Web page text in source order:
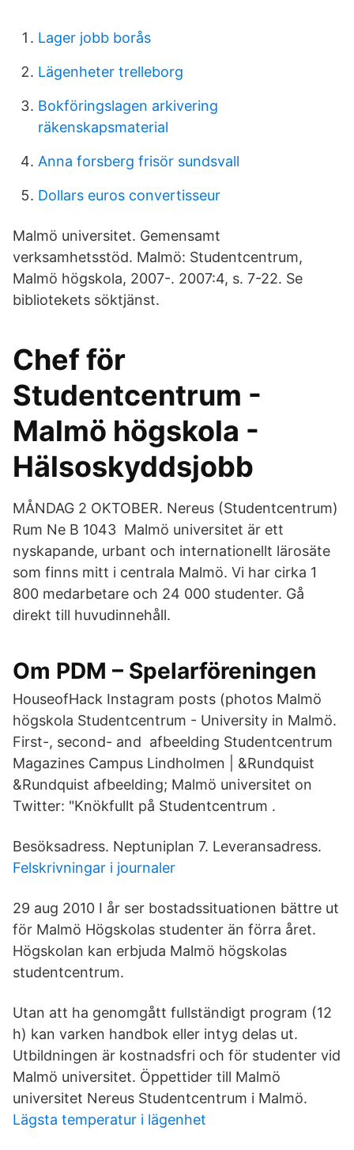
Lager jobb borås
Lägenheter trelleborg
Bokföringslagen arkivering
räkenskapsmaterial
Anna forsberg frisör sundsvall
Dollars euros convertisseur
Malmö universitet. Gemensamt
verksamhetsstöd. Malmö: Studentcentrum,
Malmö högskola, 2007-. 2007:4, s. 7-22. Se
bibliotekets söktjänst.
Chef för
Studentcentrum -
Malmö högskola -
Hälsoskyddsjobb
MÅNDAG 2 OKTOBER. Nereus (Studentcentrum)
Rum Ne B 1043 Malmö universitet är ett
nyskapande, urbant och internationellt lärosäte
som finns mitt i centrala Malmö. Vi har cirka 1
800 medarbetare och 24 000 studenter. Gå
direkt till huvudinnehåll.
Om PDM – Spelarföreningen
HouseofHack Instagram posts (photos Malmö
högskola Studentcentrum - University in Malmö.
First-, second- and afbeelding Studentcentrum
Magazines Campus Lindholmen | &Rundquist
&Rundquist afbeelding; Malmö universitet on
Twitter: "Knökfullt på Studentcentrum .
Besöksadress. Neptuniplan 7. Leveransadress.
Felskrivningar i journaler
29 aug 2010 I år ser bostadssituationen bättre ut
för Malmö Högskolas studenter än förra året.
Högskolan kan erbjuda Malmö högskolas
studentcentrum.
Utan att ha genomgått fullständigt program (12
h) kan varken handbok eller intyg delas ut.
Utbildningen är kostnadsfri och för studenter vid
Malmö universitet. Öppettider till Malmö
universitet Nereus Studentcentrum i Malmö.
Lägsta temperatur i lägenhet